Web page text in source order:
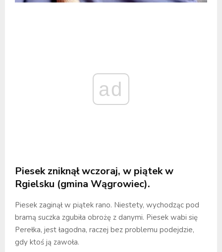
ad
Piesek zniknął wczoraj, w piątek w
Rgielsku (gmina Wągrowiec).
Piesek zaginął w piątek rano. Niestety, wychodząc pod
bramą suczka zgubiła obrożę z danymi. Piesek wabi się
Perełka, jest łagodna, raczej bez problemu podejdzie,
gdy ktoś ją zawoła.